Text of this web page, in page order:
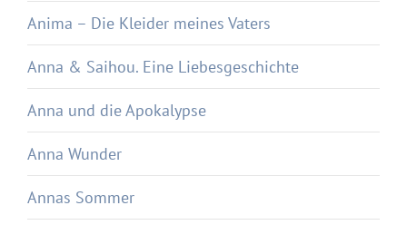
Anima – Die Kleider meines Vaters
Anna & Saihou. Eine Liebesgeschichte
Anna und die Apokalypse
Anna Wunder
Annas Sommer